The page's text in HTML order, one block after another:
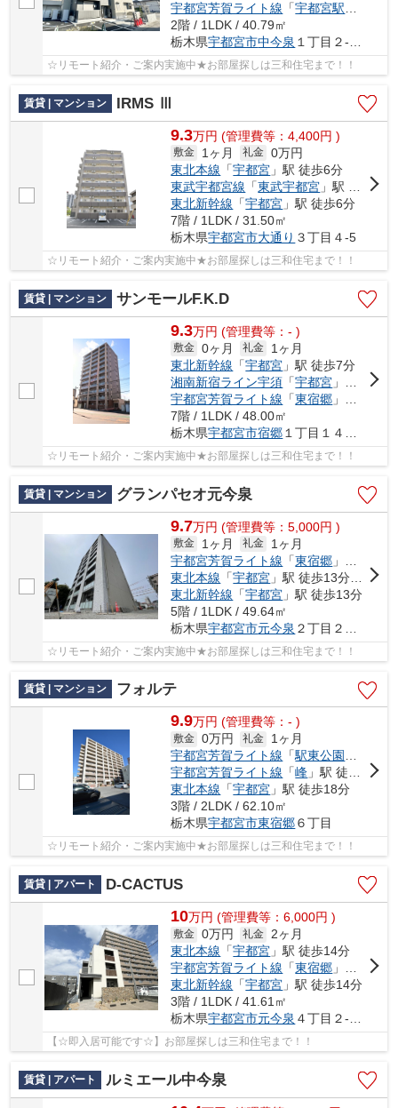
宇都宮芳賀ライト線 「宇都宮駅東口
2階 / 1LDK / 40.79㎡
栃木県宇都宮市中今泉 １丁目２-２５
☆リモート紹介・ご案内実施中★お部屋探しは三和住宅まで！！
賃貸 | マンション IRMS Ⅲ
9.3万円 (管理費等：4,400円 )
敷金 1ヶ月 礼金 0万円
東北本線 「宇都宮 」駅 徒歩6分
東武宇都宮線 「東武宇都宮 」駅 徒歩20分
東北新幹線 「宇都宮 」駅 徒歩6分
7階 / 1LDK / 31.50㎡
栃木県宇都宮市大通り ３丁目４-5
☆リモート紹介・ご案内実施中★お部屋探しは三和住宅まで！！
賃貸 | マンション サンモールF.K.D
9.3万円 (管理費等：- )
敷金 0ヶ月 礼金
1ヶ月
東北新幹線 「宇都宮 」駅 徒歩7分
湘南新宿ライン宇須 「宇都宮 」駅 徒歩7分
宇都宮芳賀ライト線 「東宿郷 」駅 徒歩6分
7階 / 1LDK / 48.00㎡
栃木県宇都宮市宿郷 １丁目１４－６
☆リモート紹介・ご案内実施中★お部屋探しは三和住宅まで！！
賃貸 | マンション グランパセオ元今泉
9.7万円 (管理費等：5,000円 )
敷金 1ヶ月 礼金
1ヶ月
宇都宮芳賀ライト線 「東宿郷 」駅 徒歩10分
東北本線 「宇都宮 」駅 徒歩13分車9分
東北新幹線 「宇都宮 」駅 徒歩13分
5階 / 1LDK / 49.64㎡
栃木県宇都宮市元今泉 ２丁目２１-２６
☆リモート紹介・ご案内実施中★お部屋探しは三和住宅まで！！
賃貸 | マンション フォルテ
9.9万円 (管理費等：- )
敷金 0万円 礼金
1ヶ月
宇都宮芳賀ライト線 「駅東公園前
宇都宮芳賀ライト線 「峰 」駅 徒歩6分
東北本線 「宇都宮 」駅 徒歩18分
3階 / 2LDK / 62.10㎡
栃木県宇都宮市東宿郷６丁目
☆リモート紹介・ご案内実施中★お部屋探しは三和住宅まで！！
賃貸 | アパート D-CACTUS
10万円 (管理費等：6,000円 )
敷金 0万円 礼金 2ヶ月
東北本線 「宇都宮 」駅 徒歩14分
宇都宮芳賀ライト線 「東宿郷 」駅 徒歩8分
東北新幹線 「宇都宮 」駅 徒歩14分
3階 / 1LDK / 41.61㎡
栃木県宇都宮市元今泉 ４丁目２-２４
【☆即入居可能です☆】お部屋探しは三和住宅まで！！
賃貸 | アパート ルミエール中今泉